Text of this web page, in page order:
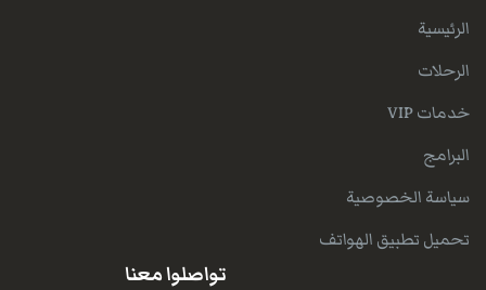
الرئيسية
الرحلات
خدمات VIP
البرامج
سياسة الخصوصية
تحميل تطبيق الهواتف
تواصلوا معنا